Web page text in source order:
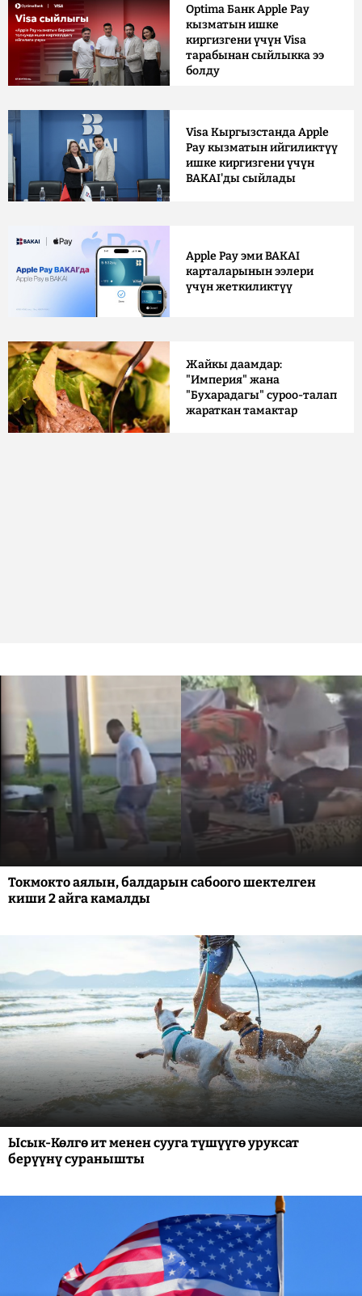
Optima Банк Apple Pay
кызматын ишке
киргизгени үчүн Visa
тарабынан сыйлыкка ээ
болду
Visa Кыргызстанда Apple
Pay кызматын ийгиликтүү
ишке киргизгени үчүн
BAKAI'ды сыйлады
Apple Pay эми BAKAI
карталарынын ээлери
үчүн жеткиликтүү
Жайкы даамдар:
"Империя" жана
"Бухарадагы" суроо-талап
жараткан тамактар
Токмокто аялын, балдарын сабоого шектелген
киши 2 айга камалды
Ысык-Көлгө ит менен сууга түшүүгө уруксат
берүүнү суранышты